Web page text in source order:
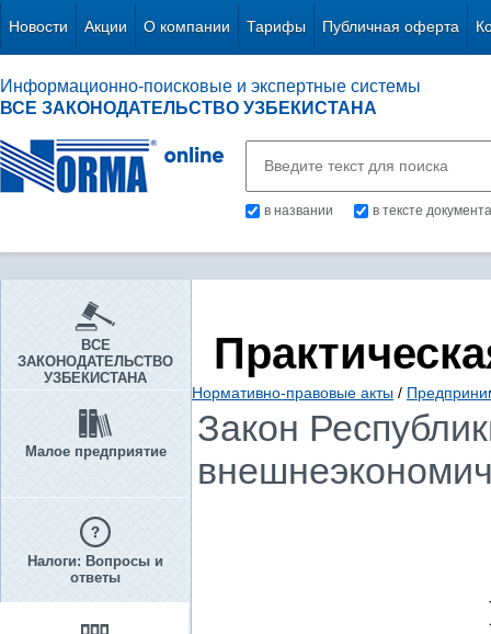
Новости Акции О компании Тарифы Публичная оферта
Информационно-поисковые и экспертные системы
ВСЕ ЗАКОНОДАТЕЛЬСТВО УЗБЕКИСТАНА
в названии в тексте документа
ВСЕ
ЗАКОНОДАТЕЛЬСТВО
УЗБЕКИСТАНА
Малое предприятие
Налоги: Вопросы и
ответы
Нормативно-правовые акты /
Закон